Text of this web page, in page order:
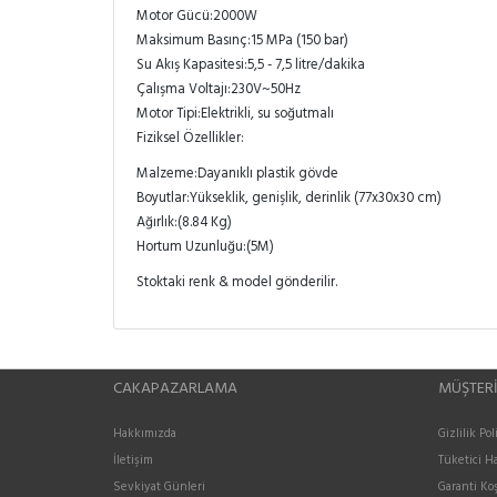
Motor Gücü:2000W
Maksimum Basınç:15 MPa (150 bar)
Su Akış Kapasitesi:5,5 - 7,5 litre/dakika
Çalışma Voltajı:230V~50Hz
Motor Tipi:Elektrikli, su soğutmalı
Fiziksel Özellikler:
Malzeme:Dayanıklı plastik gövde
Boyutlar:Yükseklik, genişlik, derinlik (77x30x30 cm)
Ağırlık:(8.84 Kg)
Hortum Uzunluğu:(5M)
Stoktaki renk & model gönderilir.
CAKAPAZARLAMA
Hakkımızda
İletişim
Sevkiyat Günleri
Gizlilik
Tüketici
Garanti